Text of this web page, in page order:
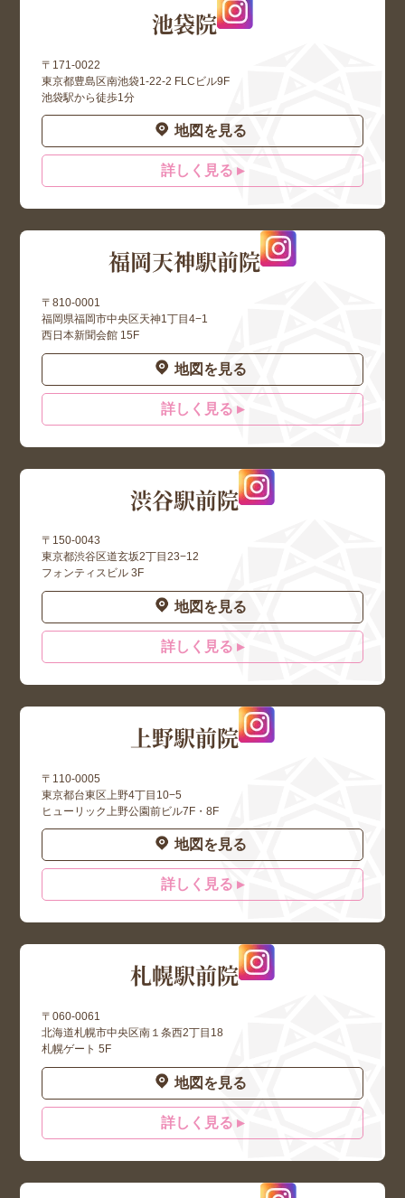
池袋院
〒171-0022
東京都豊島区南池袋1-22-2 FLCビル9F
池袋駅から徒歩1分
地図を見る
詳しく見る ▸
福岡天神駅前院
〒810-0001
福岡県福岡市中央区天神1丁目4−1
西日本新聞会館 15F
地図を見る
詳しく見る ▸
渋谷駅前院
〒150-0043
東京都渋谷区道玄坂2丁目23−12
フォンティスビル 3F
地図を見る
詳しく見る ▸
上野駅前院
〒110-0005
東京都台東区上野4丁目10−5
ヒューリック上野公園前ビル7F・8F
地図を見る
詳しく見る ▸
札幌駅前院
〒060-0061
北海道札幌市中央区南１条西2丁目18
札幌ゲート 5F
地図を見る
詳しく見る ▸